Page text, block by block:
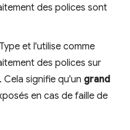
des polices sont
et l'utilise comme
des polices sur
signifie qu'un grand
en cas de faille de